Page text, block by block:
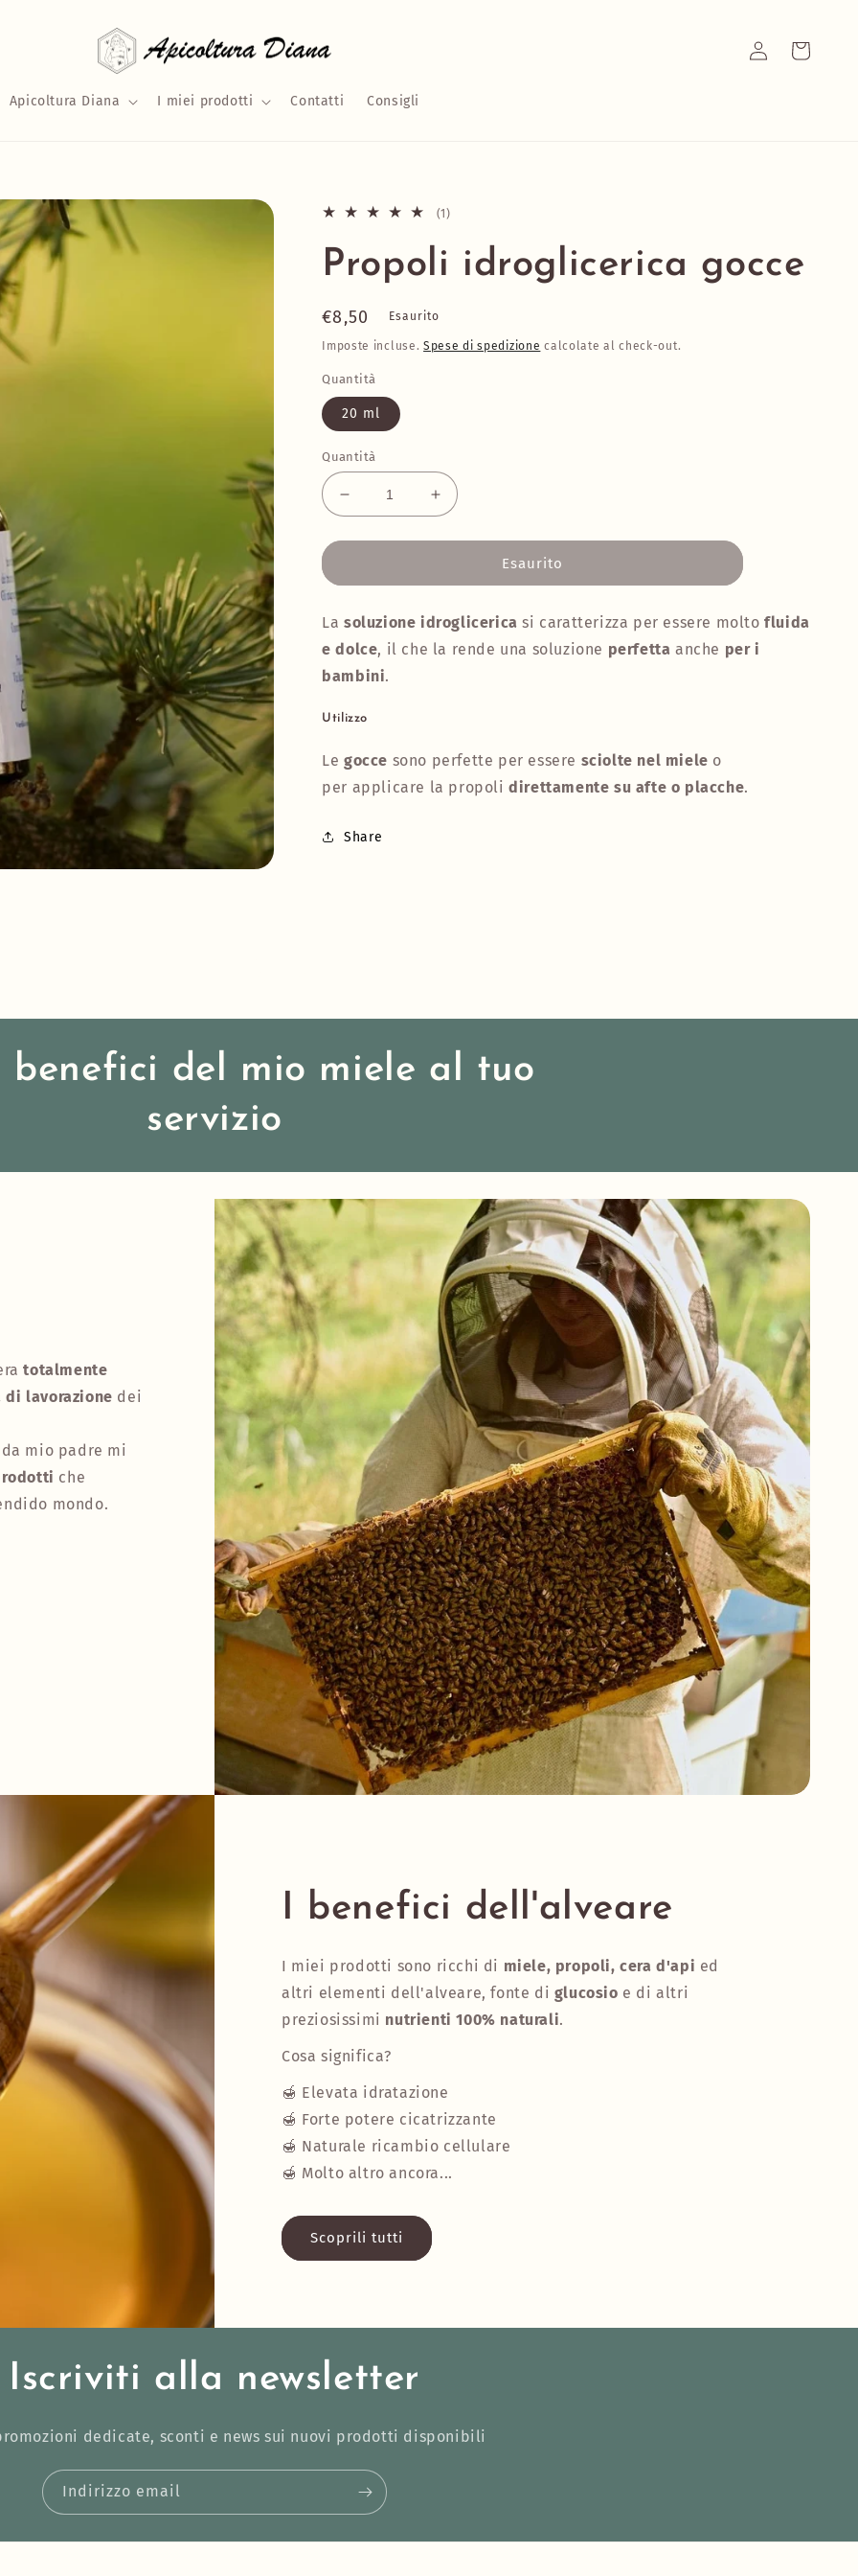
Apicoltura Diana I miei prodotti Contatti Consigli
Accedi Carrello
(1)1
totali
Propoli idroglicerica gocce
Prezzo
di
listino
€8,50 Esaurito
Imposte incluse.Spese di spedizione calcolate al check-out.
Quantità
20 ml
Quantità
Diminuisci
quantità
per
idroglicerica
Aumenta
quantità
per
idroglicerica
Esaurito
La soluzione idroglicerica si caratterizza per essere moltofluida
e dolce, il che la rende una soluzione perfetta anche per i
bambini.
Utilizzo
Le gocce sono perfette per essere sciolte nel miele o
per applicare la propoli direttamente su afte o placche.
Share
benefici del mio miele al tuo
servizio
totalmente
lavorazione dei
mio padre mi
che
mondo.
I benefici dell'alveare
I miei prodotti sono ricchi di miele, propoli, cera d'api ed
altri elementi dell'alveare, fonte di glucosio e di altri
preziosissimi nutrienti 100% naturali.
Cosa significa?
🍯 Elevata idratazione
🍯 Forte potere cicatrizzante
🍯 Naturale ricambio cellulare
🍯 Molto altro ancora...
Scoprili tutti
Iscriviti alla newsletter
dedicate, sconti e news sui nuovi prodotti disponibili
Indirizzo email